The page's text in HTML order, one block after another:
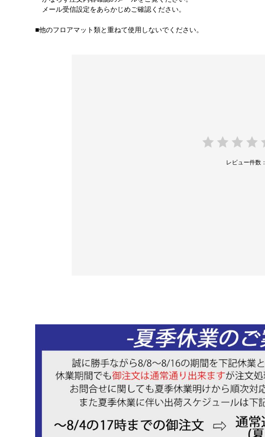
メール受信設定をあらかじめご確認ください。
■他のフロアマット類と重ねて使用しないでください。
レビュー件数：